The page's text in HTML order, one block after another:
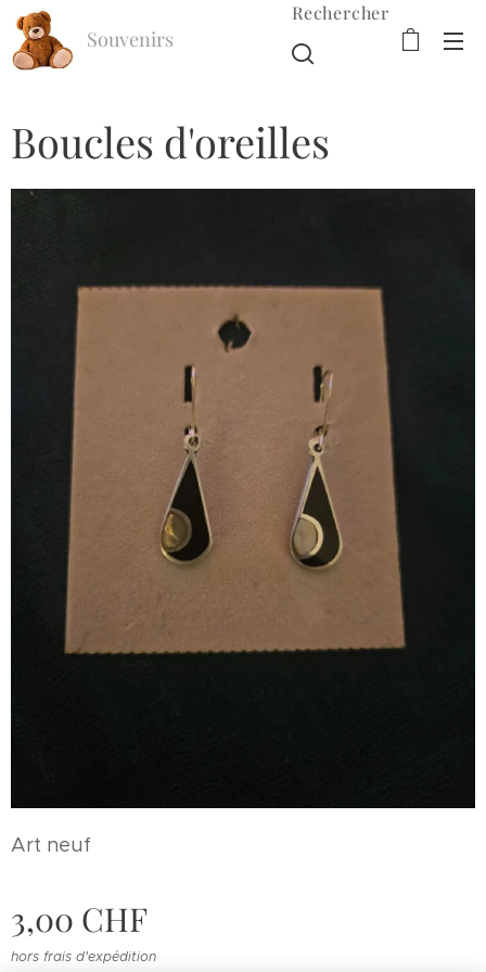
Souvenirs
Rechercher
Boucles d'oreilles
Art neuf
3,00 CHF
hors frais d'expédition